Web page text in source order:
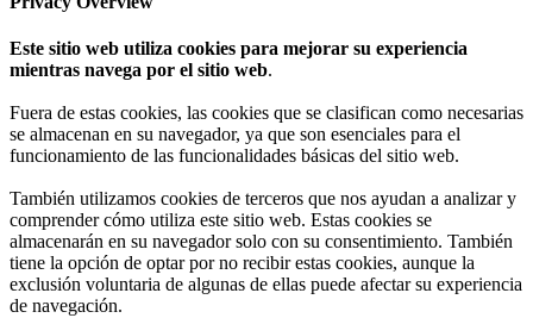
Este sitio web utiliza cookies para mejorar su experiencia
mientras navega por el sitio web.
Fuera de estas cookies, las cookies que se clasifican como necesarias
se almacenan en su navegador, ya que son esenciales para el
funcionamiento de las funcionalidades básicas del sitio web.
También utilizamos cookies de terceros que nos ayudan a analizar y
comprender cómo utiliza este sitio web. Estas cookies se
almacenarán en su navegador solo con su consentimiento. También
tiene la opción de optar por no recibir estas cookies, aunque la
exclusión voluntaria de algunas de ellas puede afectar su experiencia
de navegación.